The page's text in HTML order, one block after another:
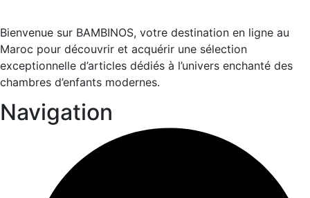
Bienvenue sur BAMBINOS, votre destination en ligne au
Maroc pour découvrir et acquérir une sélection
exceptionnelle d’articles dédiés à l’univers enchanté des
chambres d’enfants modernes.
Navigation